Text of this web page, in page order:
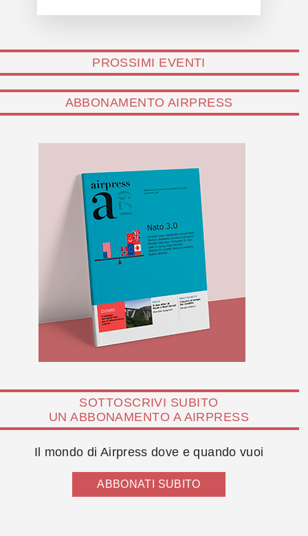
PROSSIMI EVENTI
ABBONAMENTO AIRPRESS
SOTTOSCRIVI SUBITO
UN ABBONAMENTO A AIRPRESS
Il mondo di Airpress dove e quando vuoi
ABBONATI SUBITO